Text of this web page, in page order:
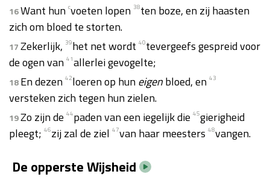
16Want hun cvoeten lopen 38ten boze, en zij haasten
zich om bloed te storten.
17Zekerlijk, 39het net wordt 40tevergeefs gespreid voor
de ogen van 41allerlei gevogelte;
18En dezen 42loeren op huneigenbloed, en 43
versteken zich tegen hun zielen.
19Zo zijn de 44paden van een iegelijk die 45gierigheid
pleegt; 46zij zal de ziel 47van haar meesters 48vangen.
De opperste Wijsheid